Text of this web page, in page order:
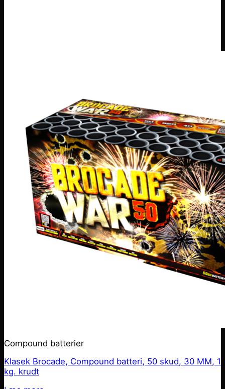
Compound batterier
Klasek Brocade, Compound batteri, 50 skud, 30 MM, 1
kg. krudt